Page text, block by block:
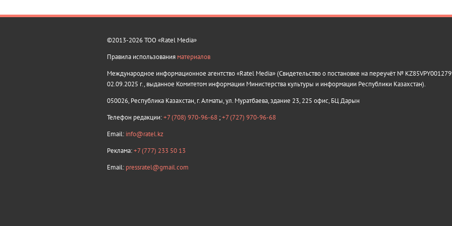
©2013-2026 ТОО «Ratel Media»
Правила использования материалов
Международное информационное агентство «Ratel Media» (Свидетельство о постановке на переучёт №
02.09.2025 г., выданное Комитетом информации Министерства культуры и информации Республики Казахстан).
050026, Республика Казахстан, г. Алматы, ул. Муратбаева, здание 23, 225 офис, БЦ Дарын
Телефон редакции:+7 (708) 970-96-68 ;+7 (727) 970-96-68
Email: info@ratel.kz
Реклама:+7 (777) 233 50 13
Email: pressratel@gmail.com